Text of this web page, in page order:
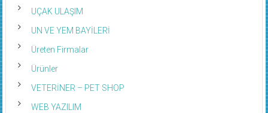
UÇAK ULAŞIM
UN VE YEM BAYİLERİ
Üreten Firmalar
Ürünler
VETERİNER – PET SHOP
WEB YAZILIM